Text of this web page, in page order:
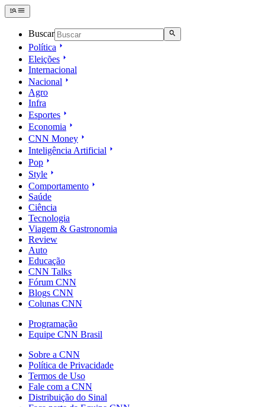
Buscar
Política
Eleições
Internacional
Nacional
Agro
Infra
Esportes
Economia
CNN Money
Inteligência Artificial
Pop
Style
Comportamento
Saúde
Ciência
Tecnologia
Viagem & Gastronomia
Review
Auto
Educação
CNN Talks
Fórum CNN
Blogs CNN
Colunas CNN
Programação
Equipe CNN Brasil
Sobre a CNN
Política de Privacidade
Termos de Uso
Fale com a CNN
Distribuição do Sinal